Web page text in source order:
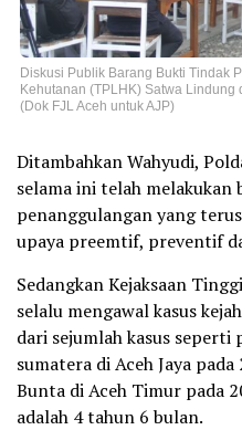
Diskusi Publik Barang Bukti Tindak
Kehutanan (TPLHK) Satwa Lindung
(Dok FJL Aceh untuk AJP)
Ditambahkan Wahyudi,
selama ini telah melakukan
penanggulangan yang
upaya preemtif, preventif
Sedangkan Kejaksaan
selalu mengawal kasus
dari sejumlah kasus seperti
sumatera di Aceh Jaya
Bunta di Aceh Timur pada
adalah 4 tahun 6 bulan.